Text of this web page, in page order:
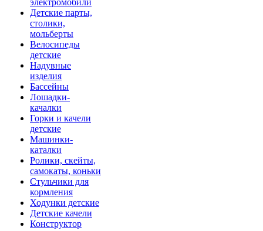
электромобили
Детские парты,
столики,
мольберты
Велосипеды
детские
Надувные
изделия
Бассейны
Лошадки-
качалки
Горки и качели
детские
Машинки-
каталки
Ролики, скейты,
самокаты, коньки
Стульчики для
кормления
Ходунки детские
Детские качели
Конструктор